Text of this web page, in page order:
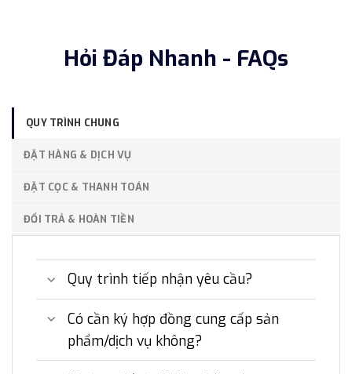
Hỏi Đáp Nhanh - FAQs
QUY TRÌNH CHUNG
ĐẶT HÀNG & DỊCH VỤ
ĐẶT CỌC & THANH TOÁN
ĐỔI TRẢ & HOÀN TIỀN
Quy trình tiếp nhận yêu cầu?
Có cần ký hợp đồng cung cấp sản
phẩm/dịch vụ không?